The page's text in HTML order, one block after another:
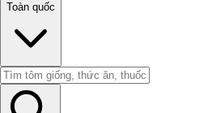
Toàn quốc